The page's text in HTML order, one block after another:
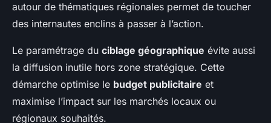
autour de thématiques régionales permet de toucher
des internautes enclins à passer à l’action.
Le paramétrage du ciblage géographique évite aussi
la diffusion inutile hors zone stratégique. Cette
démarche optimise le budget publicitaire et
maximise l’impact sur les marchés locaux ou
régionaux souhaités.